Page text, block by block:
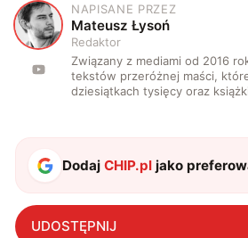
M
NAPISANE PRZEZ
Mateusz Łysoń
Redaktor
Związany z mediami od 2016
tekstów przeróżnej maści,
dziesiątkach tysięcy oraz
DodajCHIP.pl jako
UDOSTĘPNIJ